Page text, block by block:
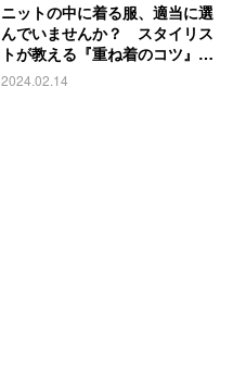
ニットの中に着る服、適当に選
んでいませんか？ スタイリス
トが教える『重ね着のコツ』を
紹介
2024.02.14